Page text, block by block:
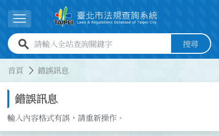
展開選單
全站查詢關鍵字欄位 搜尋
首頁 錯誤訊息
錯誤訊息
輸入內容格式有誤，請重新操作。